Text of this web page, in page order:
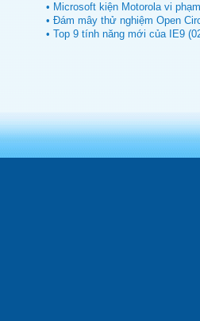
• Microsoft kiện Motorola vi
• Đám mây thử nghiệm Open
• Top 9 tính năng mới của IE9